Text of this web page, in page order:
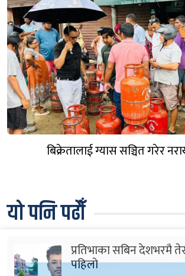
बिक्रेतालाई ग्यास सञ्चित गरेर
यो पनि पढौँ
प्रतिभाका सबिन देशभरमै
पहिलो